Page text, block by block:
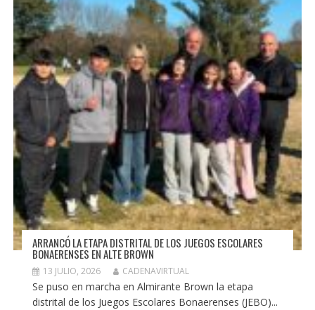
ARRANCÓ LA ETAPA DISTRITAL DE LOS JUEGOS ESCOLARES
BONAERENSES EN ALTE BROWN
13 JULIO, 2026 CADENAVIRTUAL
Se puso en marcha en Almirante Brown la etapa
distrital de los Juegos Escolares Bonaerenses (JEBO)...